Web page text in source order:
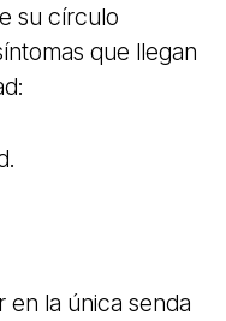
su círculo
que llegan
en la única senda